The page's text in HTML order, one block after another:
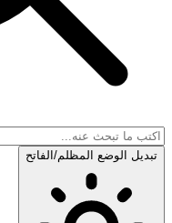
تبديل الوضع المظلم/الفاتح